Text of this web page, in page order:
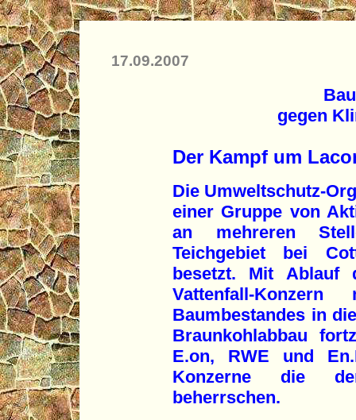
17.09.2007
gegen
Der Kampf um
Die Umweltschutz-
einer Gruppe von
an mehreren
Teichgebiet bei
besetzt. Mit Ablauf
Vattenfall-
Baumbestandes in
Braunkohlabbau
E.on, RWE und
Konzerne die
beherrschen.